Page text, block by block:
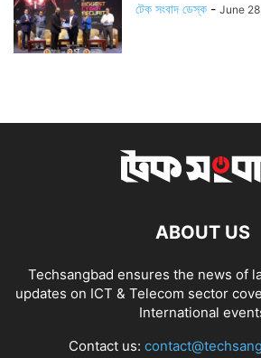
টেক সংবাদ ডেস্ক - June
ABOUT US
Techsangbad ensures the news of
updates on ICT & Telecom sector
International
Contact us: